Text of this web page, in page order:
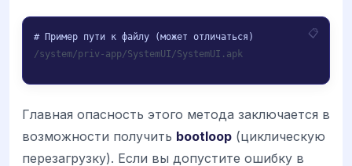
/system/priv-app/SystemUI/SystemUI.apk
Главная опасность этого метода заключается в
возможности получить bootloop (циклическую
перезагрузку). Если вы допустите ошибку в